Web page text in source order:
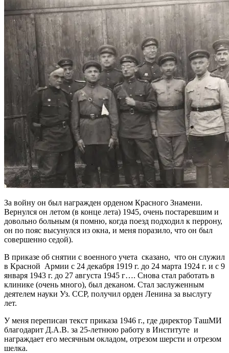
За войну он был награжден орденом Красного Знамени.
Вернулся он летом (в конце лета) 1945, очень постаревшим и
довольно больным (я помню, когда поезд подходил к перрону,
он по пояс высунулся из окна, и меня поразило, что он был
совершенно седой).
В приказе об снятии с военного учета сказано, что он служил
в Красной Армии с 24 декабря 1919 г. до 24 марта 1924 г. и с 9
января 1943 г. до 27 августа 1945 г…. Снова стал работать в
клинике (очень много), был деканом. Стал заслуженным
деятелем науки Уз. ССР, получил орден Ленина за выслугу
лет.
У меня переписан текст приказа 1946 г., где директор ТашМИ
благодарит Д.А.В. за 25-летнюю работу в Институте и
награждает его месячным окладом, отрезом шерсти и отрезом
шелка.